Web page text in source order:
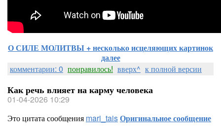
О СИЛЕ МОЛИТВЫ + несколько исцеляющих картинок
далее
комментарии: 0 понравилось! вверх^ к полной версии
Как речь влияет на карму человека
01-04-2026 10:29
Это цитата сообщения mari_taisОригинальное сообщение